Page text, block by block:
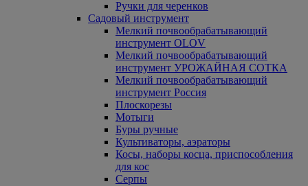
Ручки для черенков
Садовый инструмент
Мелкий почвообрабатывающий
инструмент OLOV
Мелкий почвообрабатывающий
инструмент УРОЖАЙНАЯ СОТКА
Мелкий почвообрабатывающий
инструмент Россия
Плоскорезы
Мотыги
Буры ручные
Культиваторы, аэраторы
Косы, наборы косца, приспособления
для кос
Серпы